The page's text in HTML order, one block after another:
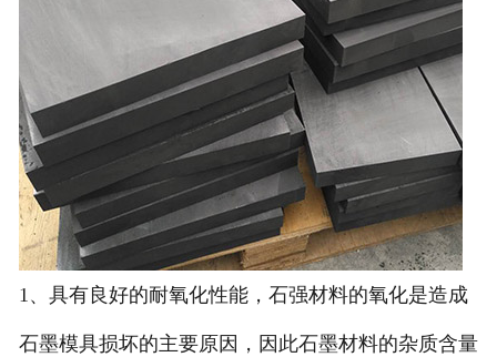
1、具有良好的耐氧化性能，石强材料的氧化是造成
石墨模具损坏的主要原因，因此石墨材料的杂质含量